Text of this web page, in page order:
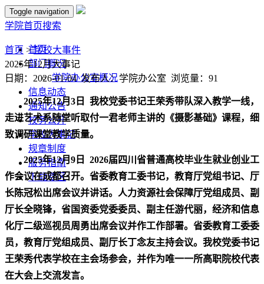
Toggle navigation
学院首页搜索
首页
部门概况
学院办公室概况
信息动态
通知公告
校务公开
学校大事记
规章制度
服务指南
下载专区
首页 >学校大事件
2025年12月大事记
日期：2026-01-04 发布人：学院办公室 浏览量： 91
2025年12月3日 我校党委书记王荣秀带队深入教学一线，
走进艺术系随堂听取付一君老师主讲的《摄影基础》课程，细
致调研课堂教学质量。
2025年12月9日 2026届四川省普通高校毕业生就业创业工
作会议在成都召开。省委教育工委书记，教育厅党组书记、厅
长陈冠松出席会议并讲话。人力资源社会保障厅党组成员、副
厅长全晓锋，省国资委党委委员、副主任游代丽，经济和信息
化厅二级巡视员周勇出席会议并作工作部署。省委教育工委委
员，教育厅党组成员、副厅长丁念友主持会议。我校党委书记
王荣秀代表学校在主会场参会，并作为唯一一所高职院校代表
在大会上交流发言。